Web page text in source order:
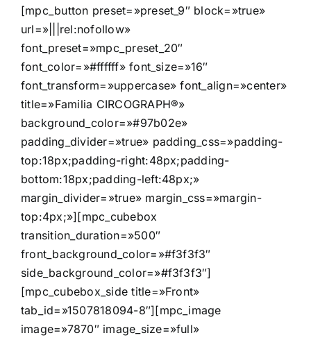
[mpc_button preset=»preset_9″ block=»true»
url=»|||rel:nofollow»
font_preset=»mpc_preset_20″
font_color=»#ffffff» font_size=»16″
font_transform=»uppercase» font_align=»center»
title=»Familia CIRCOGRAPH®»
background_color=»#97b02e»
padding_divider=»true» padding_css=»padding-
top:18px;padding-right:48px;padding-
bottom:18px;padding-left:48px;»
margin_divider=»true» margin_css=»margin-
top:4px;»][mpc_cubebox
transition_duration=»500″
front_background_color=»#f3f3f3″
side_background_color=»#f3f3f3″]
[mpc_cubebox_side title=»Front»
tab_id=»1507818094-8″][mpc_image
image=»7870″ image_size=»full»